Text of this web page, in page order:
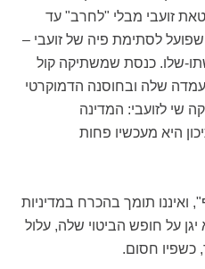
זועבי מבלי "לחרב" עד
לסתימת פיה של זועבי –
שלו. כנסת שמשתיקה קול
שלה ובחוסנה הדמוקרטי
שי לזועבי: המדינה
היא מעכשיו פחות
ואיננו תומך בהכרח במדיניות
על חופש הביטוי שלה, עלול
חסום.